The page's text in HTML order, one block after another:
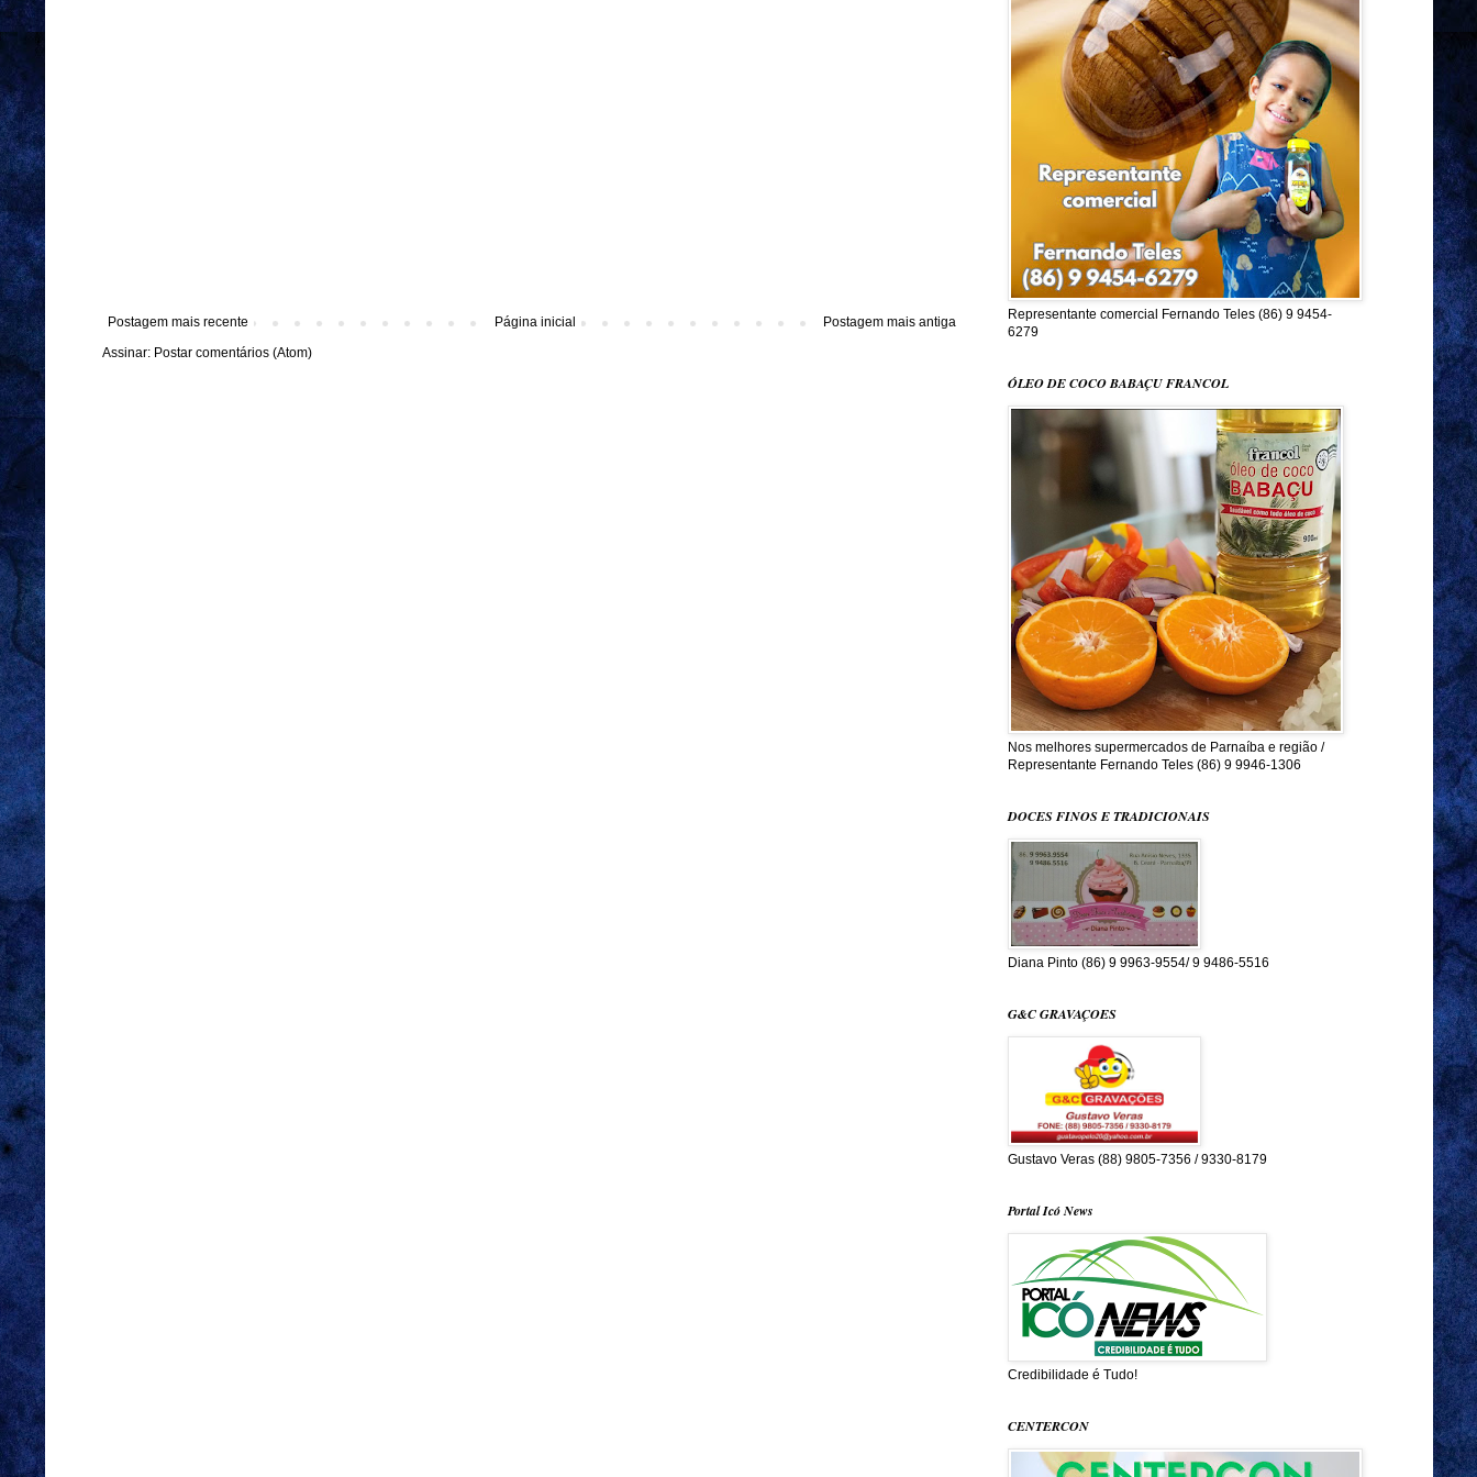
Postagem mais recente Postagem mais antiga
Página inicial
Assinar: Postar comentários (Atom)
Representante comercial Fernando Teles (86) 9 9454-
6279
ÓLEO DE COCO BABAÇU FRANCOL
Nos melhores supermercados de Parnaíba e região /
Representante Fernando Teles (86) 9 9946-1306
DOCES FINOS E TRADICIONAIS
Diana Pinto (86) 9 9963-9554/ 9 9486-5516
G&C GRAVAÇOES
Gustavo Veras (88) 9805-7356 / 9330-8179
Portal Icó News
Credibilidade é Tudo!
CENTERCON